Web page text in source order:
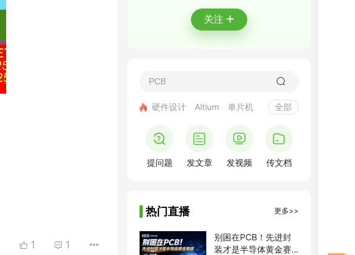
1 1
关注 +
硬件设计 Altium 单片机 全部
提问题 发文章 发视频 传文档
热门直播 更多>>
别困在PCB！先进封
装才是半导体黄金赛